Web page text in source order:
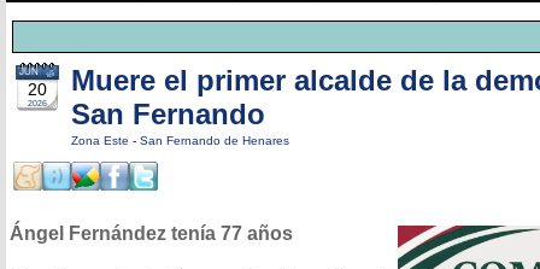
20
JUN
2026
Muere el primer alcalde de la
San Fernando
Zona Este - San Fernando de Henares
Ángel Fernández tenía 77 años